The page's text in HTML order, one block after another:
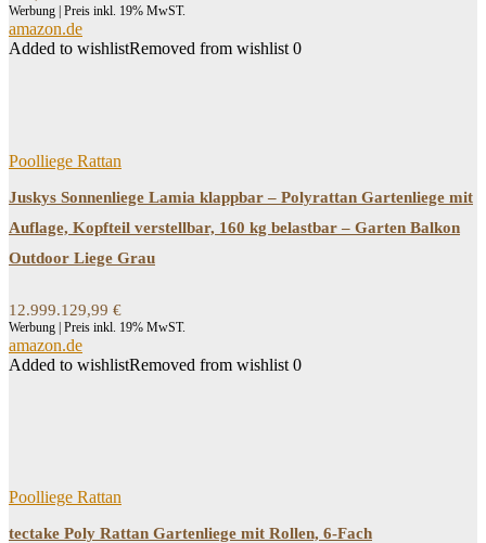
Werbung | Preis inkl. 19% MwST.
amazon.de
Added to wishlistRemoved from wishlist 0
Poolliege Rattan
Juskys Sonnenliege Lamia klappbar – Polyrattan Gartenliege mit
Auflage, Kopfteil verstellbar, 160 kg belastbar – Garten Balkon
Outdoor Liege Grau
12.999.129,99 €
Werbung | Preis inkl. 19% MwST.
amazon.de
Added to wishlistRemoved from wishlist 0
Poolliege Rattan
tectake Poly Rattan Gartenliege mit Rollen, 6-Fach